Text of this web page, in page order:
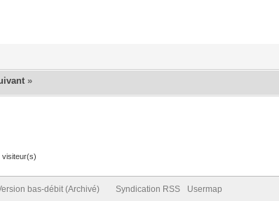
»
visiteur(s)
bas-débit (Archivé) Syndication RSS Usermap